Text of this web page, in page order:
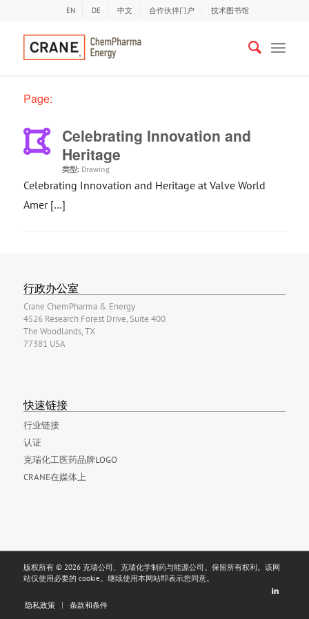
EN DE 中文 合作伙伴门户 技术图书馆
Page:
Celebrating Innovation and
Heritage
类型: Drawing
Celebrating Innovation and Heritage at Valve World
Amer […]
行政办公室
Crane ChemPharma & Energy
4526 Research Forest Drive, Suite 400
The Woodlands, TX
77381 USA
快速链接
行业链接
认证
克瑞化工医药品牌LOGO
CRANE在媒体上
版权所有 © 2026 克瑞公司、克瑞化学制药与能源公司。保留所有权利。该网
站仅使用必要的 cookie。继续使用本网站即表示您同意。
隐私政策 条款和条件